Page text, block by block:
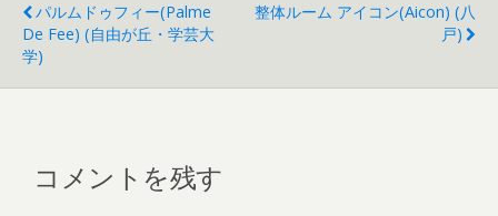
パルムドゥフィー(Palme
De Fee) (自由が丘・学芸大
学)
整体ルーム アイコン(aicon) (八
戸)
コメントを残す